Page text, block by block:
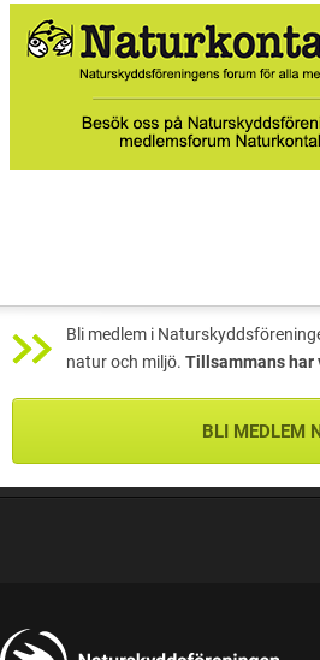
Bli medlem i
natur och miljö. Tillsammans har
BLI MEDLEM